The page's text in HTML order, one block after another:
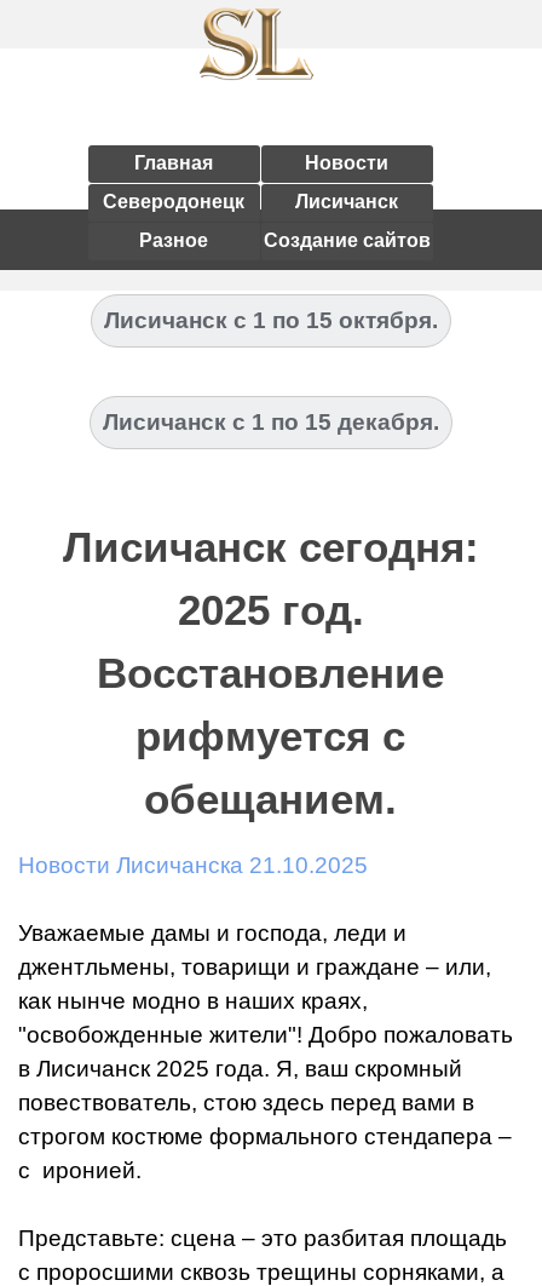
Главная
Новости
Северодонецк
Лисичанск
Разное
Создание сайтов
Лисичанск с 1 по 15 октября.
Лисичанск с 1 по 15 декабря.
Лисичанск сегодня:
2025 год.
Восстановление
рифмуется с
обещанием.
Новости Лисичанска 21.10.2025
Уважаемые дамы и господа, леди и
джентльмены, товарищи и граждане – или,
как нынче модно в наших краях,
"освобожденные жители"! Добро пожаловать
в Лисичанск 2025 года. Я, ваш скромный
повествователь, стою здесь перед вами в
строгом костюме формального стендапера –
с иронией.
Представьте: сцена – это разбитая площадь
с проросшими сквозь трещины сорняками, а